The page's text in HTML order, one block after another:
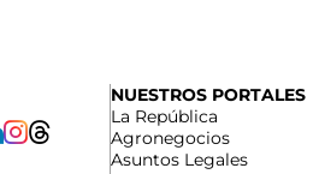
NUESTROS PORTALES
La República
Agronegocios
Asuntos Legales